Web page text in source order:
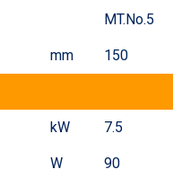
MT.No.5
mm 150
kW 7.5
W 90